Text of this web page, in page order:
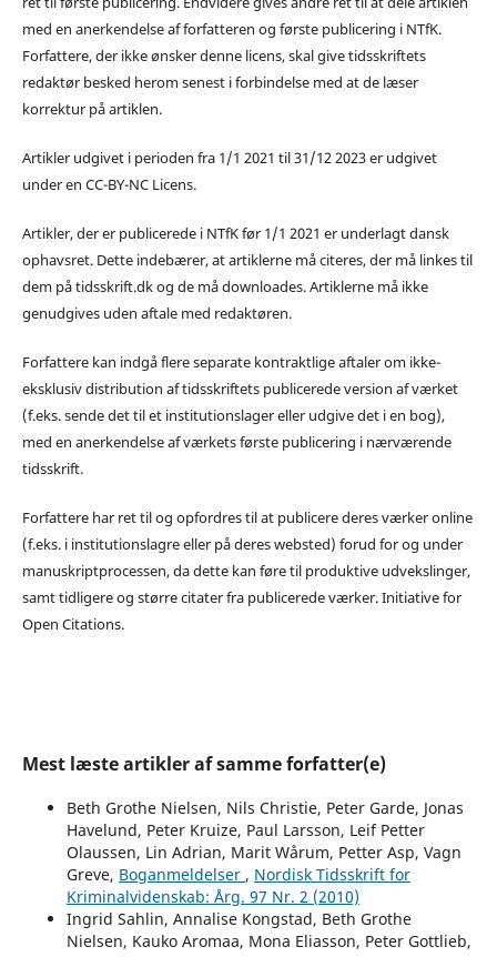
med en anerkendelse af forfatteren og første publicering i NTfK.
Forfattere, der ikke ønsker denne licens, skal give tidsskriftets
redaktør besked herom senest i forbindelse med at de læser
korrektur på artiklen.
Artikler udgivet i perioden fra 1/1 2021 til 31/12 2023 er udgivet
under en CC-BY-NC Licens.
Artikler, der er publicerede i NTfK før 1/1 2021 er underlagt dansk
ophavsret. Dette indebærer, at artiklerne må citeres, der må linkes til
dem på tidsskrift.dk og de må downloades. Artiklerne må ikke
genudgives uden aftale med redaktøren.
Forfattere kan indgå flere separate kontraktlige aftaler om ikke-
eksklusiv distribution af tidsskriftets publicerede version af værket
(f.eks. sende det til et institutionslager eller udgive det i en bog),
med en anerkendelse af værkets første publicering i nærværende
tidsskrift.
Forfattere har ret til og opfordres til at publicere deres værker online
(f.eks. i institutionslagre eller på deres websted) forud for og under
manuskriptprocessen, da dette kan føre til produktive udvekslinger,
samt tidligere og større citater fra publicerede værker. Initiative for
Open Citations.
Mest læste artikler af samme forfatter(e)
Beth Grothe Nielsen, Nils Christie, Peter Garde, Jonas
Havelund, Peter Kruize, Paul Larsson, Leif Petter
Olaussen, Lin Adrian, Marit Wårum, Petter Asp, Vagn
Greve, Boganmeldelser , Nordisk Tidsskrift for
Kriminalvidenskab: Årg. 97 Nr. 2 (2010)
Ingrid Sahlin, Annalise Kongstad, Beth Grothe
Nielsen, Kauko Aromaa, Mona Eliasson, Peter Gottlieb,